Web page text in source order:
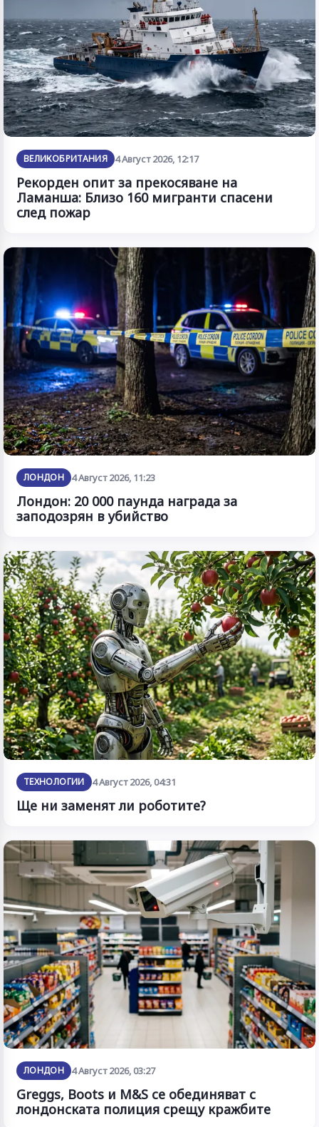
ВЕЛИКОБРИТАНИЯ 4 Август 2026, 12:17
Рекорден опит за прекосяване на
Ламанша: Близо 160 мигранти спасени
след пожар
ЛОНДОН 4 Август 2026, 11:23
Лондон: 20 000 паунда награда за
заподозрян в убийство
ТЕХНОЛОГИИ 4 Август 2026, 04:31
Ще ни заменят ли роботите?
ЛОНДОН 4 Август 2026, 03:27
Greggs, Boots и M&S се обединяват с
лондонската полиция срещу кражбите